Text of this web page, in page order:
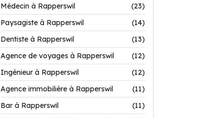
Médecin à Rapperswil
(23)
Paysagiste à Rapperswil
(14)
Dentiste à Rapperswil
(13)
Agence de voyages à Rapperswil
(12)
Ingénieur à Rapperswil
(12)
Agence immobilière à Rapperswil
(11)
Bar à Rapperswil
(11)